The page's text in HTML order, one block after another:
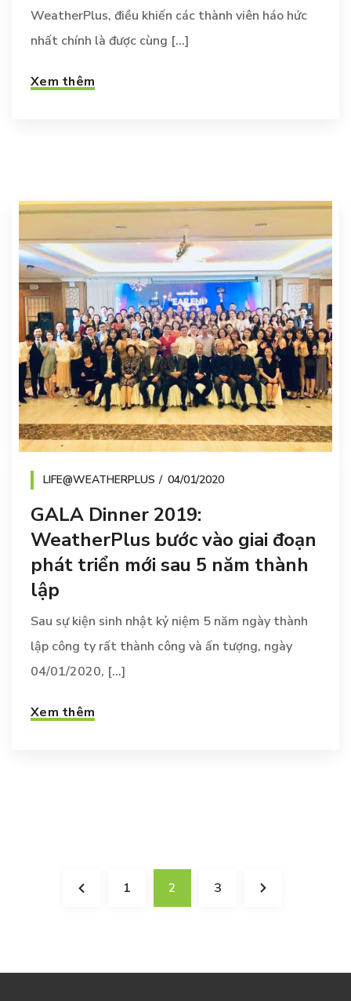
WeatherPlus, điều khiến các thành viên háo hức
nhất chính là được cùng [...]
Xem thêm
LIFE@WEATHERPLUS 04/01/2020
GALA Dinner 2019:
WeatherPlus bước vào giai đoạn
phát triển mới sau 5 năm thành
lập
Sau sự kiện sinh nhật kỷ niệm 5 năm ngày thành
lập công ty rất thành công và ấn tượng, ngày
04/01/2020, [...]
Xem thêm
1 2 3